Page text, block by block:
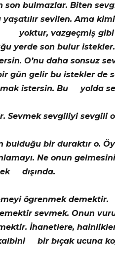
son bulmazlar. Biten
sevilen. Ama
yoktur, vazgeçmiş gibi
yerde son bulur
O’nu daha sonsuz
gelir bu istekler de
istersin. Bu yolda
Sevmek sevgiliyi sevgili
bulduğu bir duraktır o.
Ne onun
dışında.
ögrenmek demektir.
sevmek. Onun
İhanetlere,
bir bıçak ucuna